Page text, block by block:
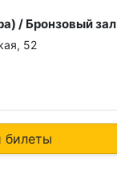
/ Бронзовый зал
52
билеты